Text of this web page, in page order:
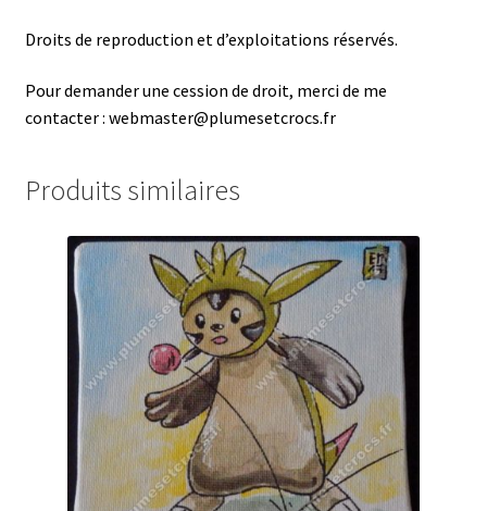
Droits de reproduction et d’exploitations réservés.
Pour demander une cession de droit, merci de me
contacter : webmaster@plumesetcrocs.fr
Produits similaires